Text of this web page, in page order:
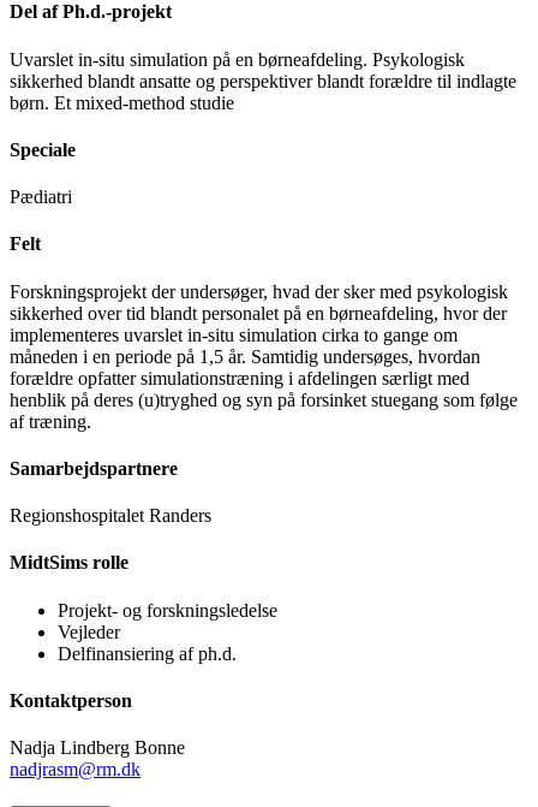
Del af Ph.d.-projekt
Uvarslet in-situ simulation på en børneafdeling. Psykologisk
sikkerhed blandt ansatte og perspektiver blandt forældre til indlagte
børn. Et mixed-method studie
Speciale
Pædiatri
Felt
Forskningsprojekt der undersøger, hvad der sker med psykologisk
sikkerhed over tid blandt personalet på en børneafdeling, hvor der
implementeres uvarslet in-situ simulation cirka to gange om
måneden i en periode på 1,5 år. Samtidig undersøges, hvordan
forældre opfatter simulationstræning i afdelingen særligt med
henblik på deres (u)tryghed og syn på forsinket stuegang som følge
af træning.
Samarbejdspartnere
Regionshospitalet Randers
MidtSims rolle
Projekt- og forskningsledelse
Vejleder
Delfinansiering af ph.d.
Kontaktperson
Nadja Lindberg Bonne
nadjrasm@rm.dk